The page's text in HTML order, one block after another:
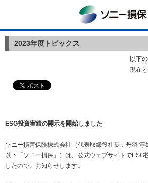
2023年度トピックス
以下
現在
ESG投資実績の開示を開始しました
ソニー損害保険株式会社（代表取締役社長：丹羽 淳
以下「ソニー損保」）は、公式ウェブサイトでESG
したので、お知らせします。